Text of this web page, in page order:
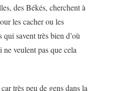
des Békés, cherchent à
les cacher ou les
savent très bien d’où
veulent pas que cela
très peu de gens dans la